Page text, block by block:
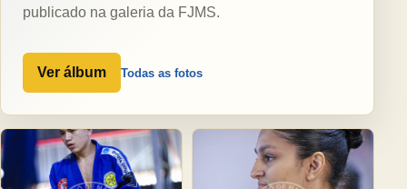
publicado na galeria da FJMS.
Ver álbum Todas as fotos